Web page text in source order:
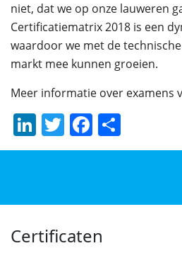
niet, dat we op onze lauweren
Certificatiematrix 2018 is een
waardoor we met de
markt mee kunnen groeien.
Meer informatie over examens
LinkedIn
TwitterFacebook
Certificaten